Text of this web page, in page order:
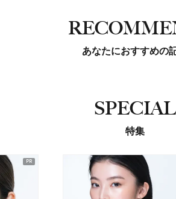
あなたにおすすめの
SPECIAL
特集